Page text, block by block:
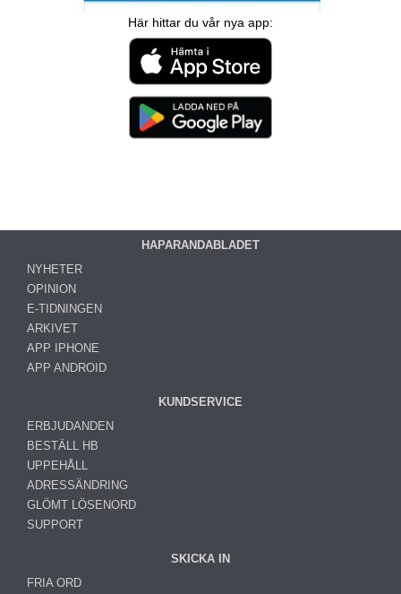
Här hittar du vår nya app:
HAPARANDABLADET
NYHETER
OPINION
E-TIDNINGEN
ARKIVET
APP IPHONE
APP ANDROID
KUNDSERVICE
ERBJUDANDEN
BESTÄLL HB
UPPEHÅLL
ADRESSÄNDRING
GLÖMT LÖSENORD
SUPPORT
SKICKA IN
FRIA ORD